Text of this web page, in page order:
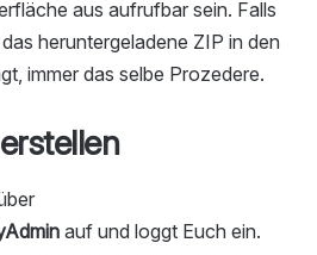
aus aufrufbar sein. Falls
heruntergeladene ZIP in den
immer das selbe Prozedere.
auf und loggt Euch ein.